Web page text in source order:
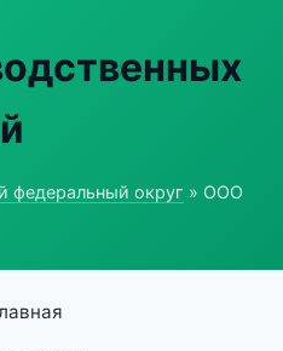
федеральный округ » ООО